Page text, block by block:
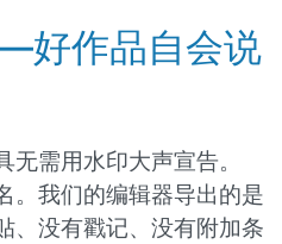
好作品自会说
需用水印大声宣告。
。我们的编辑器导出的是
没有戳记、没有附加条